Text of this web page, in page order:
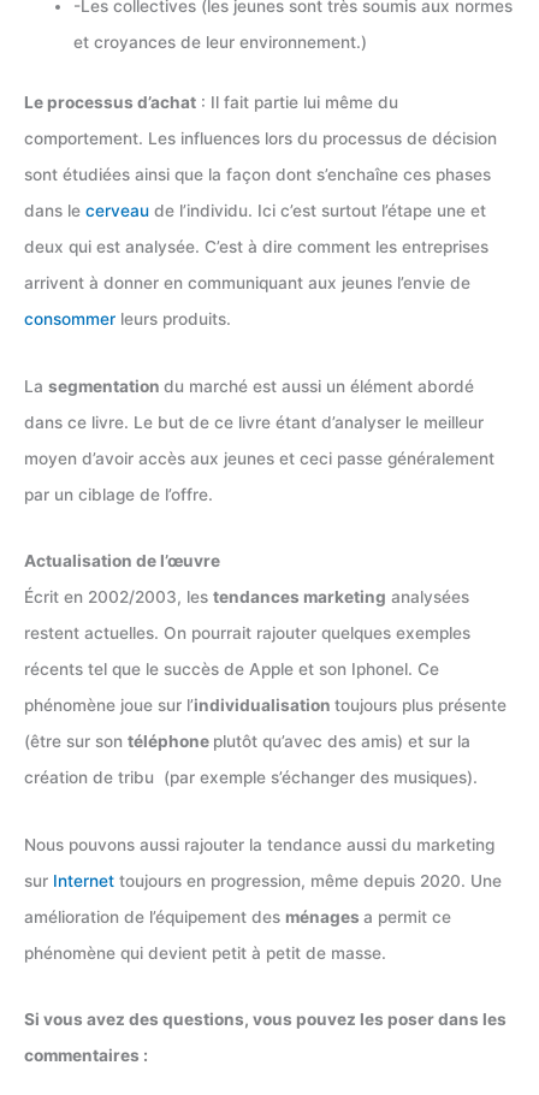
-Les collectives (les jeunes sont très soumis aux normes
et croyances de leur environnement.)
Le processus d’achat : Il fait partie lui même du
comportement. Les influences lors du processus de décision
sont étudiées ainsi que la façon dont s’enchaîne ces phases
dans le cerveau de l’individu. Ici c’est surtout l’étape une et
deux qui est analysée. C’est à dire comment les entreprises
arrivent à donner en communiquant aux jeunes l’envie de
consommer leurs produits.
La segmentation du marché est aussi un élément abordé
dans ce livre. Le but de ce livre étant d’analyser le meilleur
moyen d’avoir accès aux jeunes et ceci passe généralement
par un ciblage de l’offre.
Actualisation de l’œuvre
Écrit en 2002/2003, les tendances marketing analysées
restent actuelles. On pourrait rajouter quelques exemples
récents tel que le succès de Apple et son Iphonel. Ce
phénomène joue sur l’individualisation toujours plus présente
(être sur son téléphone plutôt qu’avec des amis) et sur la
création de tribu (par exemple s’échanger des musiques).
Nous pouvons aussi rajouter la tendance aussi du marketing
sur Internet toujours en progression, même depuis 2020. Une
amélioration de l’équipement des ménages a permit ce
phénomène qui devient petit à petit de masse.
Si vous avez des questions, vous pouvez les poser dans les
commentaires :